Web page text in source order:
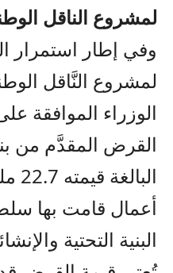
لمشروع الناقل
وفي إطار استمرار
لمشروع النَّاقل
الوزراء الموافقة
القرض المقدَّم من
أعمال قامت بها
البنية التحتية